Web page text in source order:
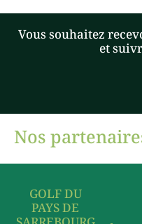
Vous souhaitez
et
Nos
GOLF DU
PAYS DE